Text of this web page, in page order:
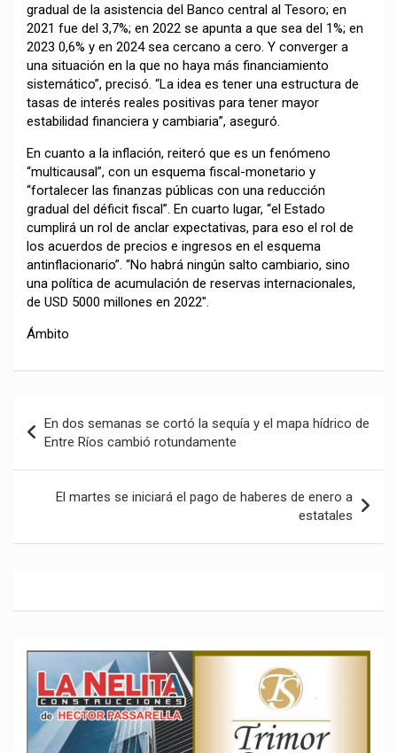
gradual de la asistencia del Banco central al Tesoro; en
2021 fue del 3,7%; en 2022 se apunta a que sea del 1%; en
2023 0,6% y en 2024 sea cercano a cero. Y converger a
una situación en la que no haya más financiamiento
sistemático”, precisó. “La idea es tener una estructura de
tasas de interés reales positivas para tener mayor
estabilidad financiera y cambiaria”, aseguró.
En cuanto a la inflación, reiteró que es un fenómeno
“multicausal”, con un esquema fiscal-monetario y
“fortalecer las finanzas públicas con una reducción
gradual del déficit fiscal”. En cuarto lugar, “el Estado
cumplirá un rol de anclar expectativas, para eso el rol de
los acuerdos de precios e ingresos en el esquema
antinflacionario”. “No habrá ningún salto cambiario, sino
una política de acumulación de reservas internacionales,
de USD 5000 millones en 2022″.
Ámbito
de
entradas
En dos semanas se cortó la sequía y el mapa hídrico de
Entre Ríos cambió rotundamente
El martes se iniciará el pago de haberes de enero a
estatales